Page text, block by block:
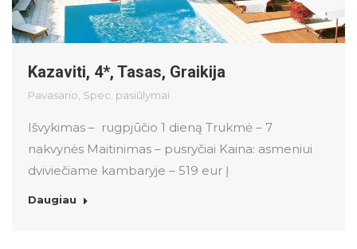
Kazaviti, 4*, Tasas, Graikija
Pavasario Spec. pasiūlymai
Išvykimas – rugpjūčio 1 dieną Trukmė – 7
nakvynės Maitinimas – pusryčiai Kaina: asmeniui
dviviečiame kambaryje – 519 eur Į
Daugiau